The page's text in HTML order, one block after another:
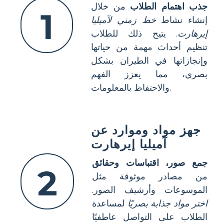
1 جذب اهتمام الطلاب من خلال
إنشاء نشاطخط زمني لآميليا
إيرهارت. يتيح ذلك للطلاب
تنظيم أحداث مهمة من حياتها
وإنجازاتها في الطيران بشكل
بصري، مما يعزز الفهم
والاحتفاظ بالمعلومات.
2
جهز مواد وموارد عن
آميليا إيرهارت
جمع صور، اقتباسات وحقائق
من مصادر موثوقة مثل
الموسوعات وأرشيف الصور.
اختر مواد جذابة بصريًا لمساعدة
الطلاب على التواصل عاطفيًا